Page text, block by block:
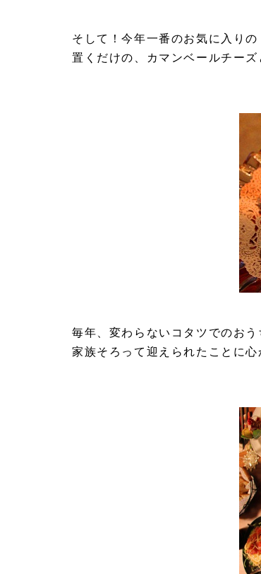
そして！今年一番のお気に入りの
置くだけの、カマンベールチー
毎年、変わらないコタツでのお
家族そろって迎えられたことに心